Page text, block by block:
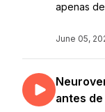
apenas de
June 05,
antes